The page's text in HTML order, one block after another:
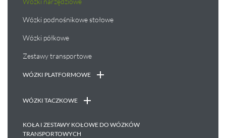
Wózki podnośnikowe stołowe
Wózki półkowe
Zestawy transportowe
WÓZKI PLATFORMOWE
WÓZKI TACZKOWE
KOŁA I ZESTAWY KOŁOWE DO WÓZKÓW
TRANSPORTOWYCH